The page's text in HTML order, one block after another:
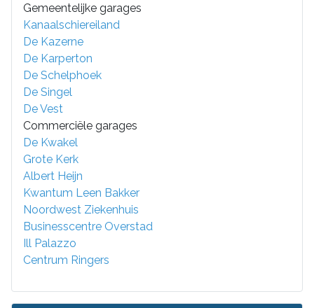
Gemeentelijke garages
Kanaalschiereiland
De Kazerne
De Karperton
De Schelphoek
De Singel
De Vest
Commerciële garages
De Kwakel
Grote Kerk
Albert Heijn
Kwantum Leen Bakker
Noordwest Ziekenhuis
Businesscentre Overstad
Ill Palazzo
Centrum Ringers